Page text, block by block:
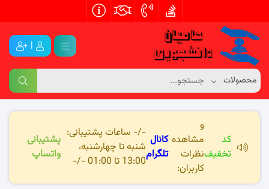
|
کد
تخفیف
و
مشاهده
نظرات
کاربران:
کانال
تلگرام
-/- ساعات پشتیبانی:
شنبه تا چهارشنبه،
13:00 تا 01:00 -/-
پشتیبانی
واتساپ